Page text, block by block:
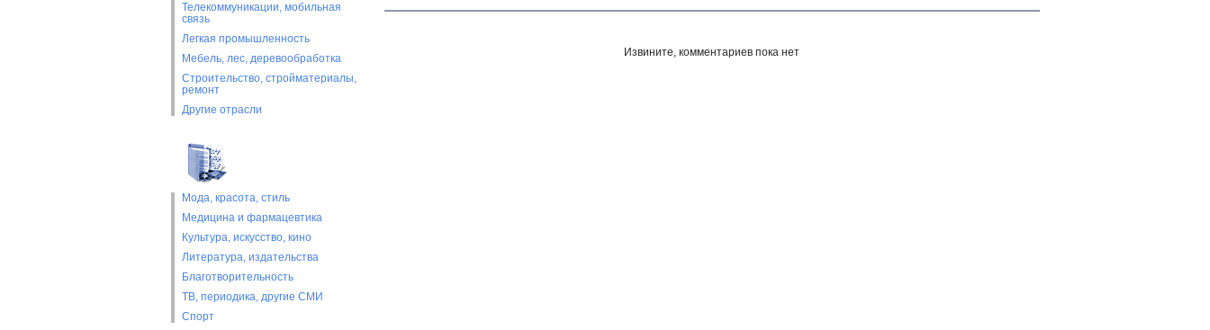
Телекоммуникации, мобильная
связь
Легкая промышленность
Мебель, лес, деревообработка
Строительство, стройматериалы,
ремонт
Другие отрасли
Мода, красота, стиль
Медицина и фармацевтика
Культура, искусство, кино
Литература, издательства
Благотворительность
ТВ, периодика, другие СМИ
Спорт
Извините, комментариев пока нет